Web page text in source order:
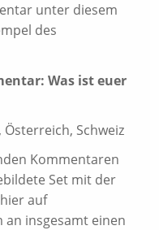
unter diesem
des
Was ist euer
Schweiz
Kommentaren
Set mit der
auf
an insgesamt einen